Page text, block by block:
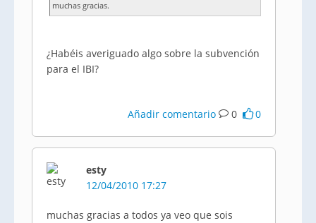
muchas gracias.
¿Habéis averiguado algo sobre la subvención
para el IBI?
Añadir comentario 0 0
esty
12/04/2010 17:27
muchas gracias a todos ya veo que sois